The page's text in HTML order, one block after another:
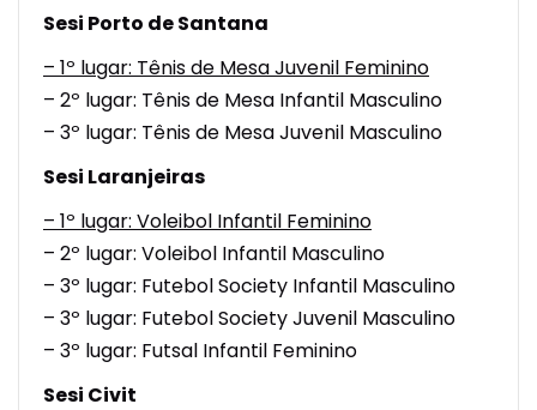
Sesi Porto de Santana
– 1º lugar: Tênis de Mesa Juvenil Feminino
– 2º lugar: Tênis de Mesa Infantil Masculino
– 3º lugar: Tênis de Mesa Juvenil Masculino
Sesi Laranjeiras
– 1º lugar: Voleibol Infantil Feminino
– 2º lugar: Voleibol Infantil Masculino
– 3º lugar: Futebol Society Infantil Masculino
– 3º lugar: Futebol Society Juvenil Masculino
– 3º lugar: Futsal Infantil Feminino
Sesi Civit